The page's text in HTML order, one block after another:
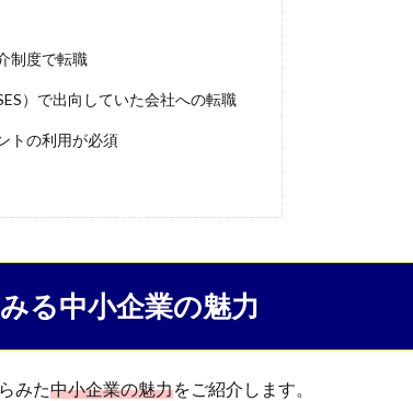
制度で転職
）で出向していた会社への転職
トの利用が必須
る中小企業の魅力
みた中小企業の魅力をご紹介します。